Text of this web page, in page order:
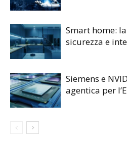
Smart home:
sicurezza e
Siemens e
agentica per